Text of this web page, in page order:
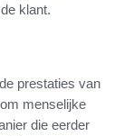
klant.
prestaties van
menselijke
die eerder